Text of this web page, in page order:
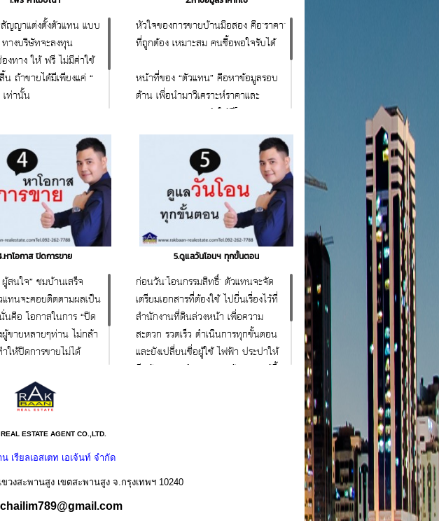
ญญาแต่งตั้งตัวแทน แบบ
ทางบริษัทจะลงทุน
ทาง ให้ ฟรี ไม่มีค่าใช้
ถ้าขายได้มีเพียงแค่ “
ท่านั้น
ม ขอคำแนะนำ
7788 www.rakbaan-
หัวใจของการขายบ้านมือสอง คือ"ราคา"
ที่ถูกต้อง เหมาะสม คนซื้อพอใจรับได้
หน้าที่ของ “ตัวแทน” คือหาข้อมูลรอบ
ด้าน เพื่อนำมาวิเคราะห์ราคาและ
แนวทางการตลาด ทำให้มีโอกาสขาย
ได้เร็วขึ้น
สนใจสอบถาม ขอคำแนะนำ
ฟรี 092-262-7788 www.rakbaan-
realestate.com
หาโอกาส ปิดการขาย
สนใจ” ชมบ้านเสร็จ
แทนจะคอยติดตามผลเป็น
นคือ โอกาสในการ “ปิด
ผู้ขายหลายๆท่าน ไม่กล้า
ให้ปิดการขายไม่ได้
ม ขอคำแนะนำ
7788 www.rakbaan-
5.ดูแลวันโอนฯ ทุกขั้นตอน
ก่อนวัน"โอนกรรมสิทธิ์" ตัวแทนจะจัด
เตรียมเอกสารที่ต้องใช้ ไปยื่นเรื่องไว้ที่
สำนักงานที่ดินล่วงหน้า เพื่อความ
สะดวก รวดเร็ว ดำเนินการทุกขั้นตอน
และยังเปลี่ยนชื่อผู้ใช้ ไฟฟ้า ประปาให้
อีกด้วย แทนคำขอบคุณ ผู้ขายและผู้ซื้อ
ESTATE AGENT CO.,LTD.
เรียลเอสเตท เอเจ้นท์ จำกัด
วงสะพานสูง เขตสะพานสูง จ.กรุงเทพฯ 10240